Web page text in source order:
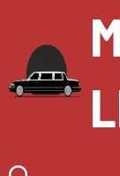
contenu